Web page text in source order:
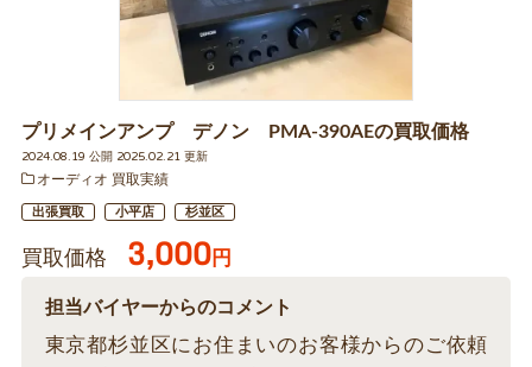
プリメインアンプ デノン PMA-390AEの買取価格
2024.08.19 公開 2025.02.21 更新
オーディオ 買取実績
出張買取 小平店 杉並区
買取価格 3,000円
担当バイヤーからのコメント
東京都杉並区にお住まいのお客様からのご依頼